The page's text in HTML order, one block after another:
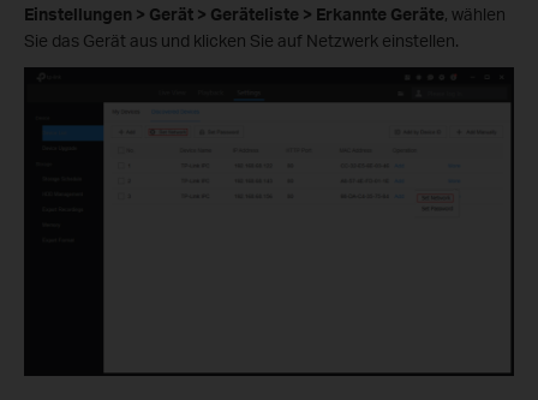
Einstellungen > Gerät > Geräteliste > Erkannte Geräte, wählen
Sie das Gerät aus und klicken Sie auf Netzwerk einstellen.